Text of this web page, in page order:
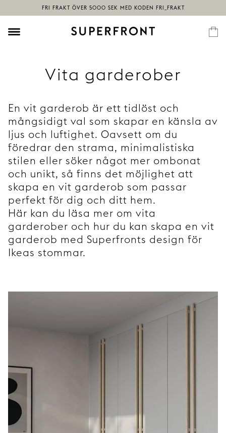
Vita garderober
En vit garderob är ett tidlöst och
mångsidigt val som skapar en känsla av
ljus och luftighet. Oavsett om du
föredrar den strama, minimalistiska
stilen eller söker något mer ombonat
och unikt, så finns det möjlighet att
skapa en vit garderob som passar
perfekt för dig och ditt hem.
Här kan du läsa mer om vita
garderober och hur du kan skapa en vit
garderob med Superfronts design för
Ikeas stommar.